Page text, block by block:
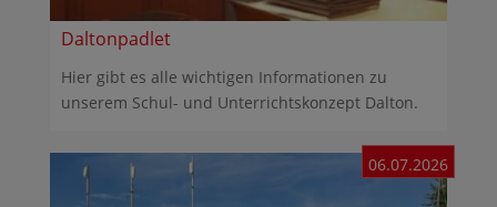
Daltonpadlet
Hier gibt es alle wichtigen Informationen zu
unserem Schul- und Unterrichtskonzept Dalton.
06.07.2026